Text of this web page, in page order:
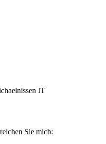
IT
Sie mich: